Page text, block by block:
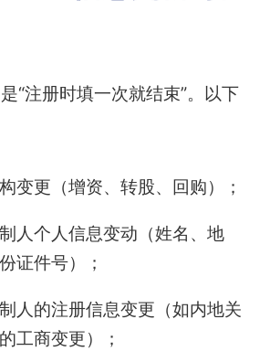
“注册时填一次就结束”。以下
变更（增资、转股、回购）；
人个人信息变动（姓名、地
证件号）；
人的注册信息变更（如内地关
工商变更）；